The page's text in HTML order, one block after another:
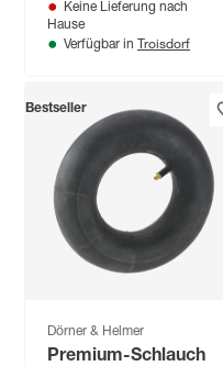
Keine Lieferung nach
Hause
Verfügbar in Troisdorf
Bestseller
Dörner & Helmer
Premium-Schlauch